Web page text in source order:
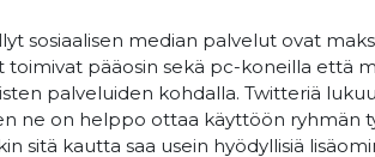
sosiaalisen median palvelut ovat
toimivat pääosin sekä pc-koneilla että
palveluiden kohdalla. Twitteriä
ne on helppo ottaa käyttöön ryhmän
sitä kautta saa usein hyödyllisiä